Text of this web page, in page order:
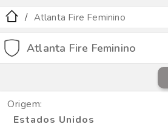
Atlanta Fire Feminino
Atlanta Fire Feminino
Origem:
Estados Unidos